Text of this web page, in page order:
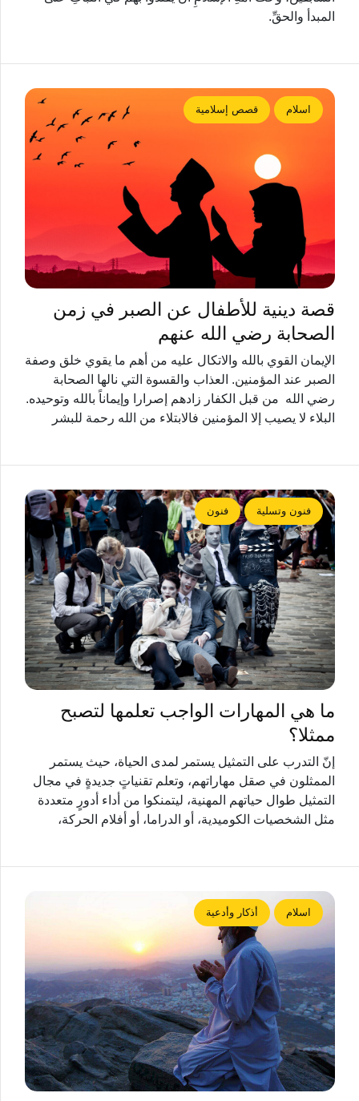
المبدأ والحقِّ.
اسلام قصص إسلامية
قصة دينية للأطفال عن الصبر في زمن
الصحابة رضي الله عنهم
الإيمان القوي بالله والاتكال عليه من أهم ما يقوي خلق وصفة
الصبر عند المؤمنين. العذاب والقسوة التي نالها الصحابة
رضي الله من قبل الكفار زادهم إصرارا وإيماناً بالله وتوحيده.
البلاء لا يصيب إلا المؤمنين فالابتلاء من الله رحمة للبشر
فنون وتسلية فنون
ما هي المهارات الواجب تعلمها لتصبح
ممثلا؟
إنّ التدرب على التمثيل يستمر لمدى الحياة، حيث يستمر
الممثلون في صقل مهاراتهم، وتعلم تقنياتٍ جديدةٍ في مجال
التمثيل طوال حياتهم المهنية، ليتمنكوا من أداء أدورٍ متعددة
مثل الشخصيات الكوميدية، أو الدراما، أو أفلام الحركة،
اسلام أذكار وأدعية